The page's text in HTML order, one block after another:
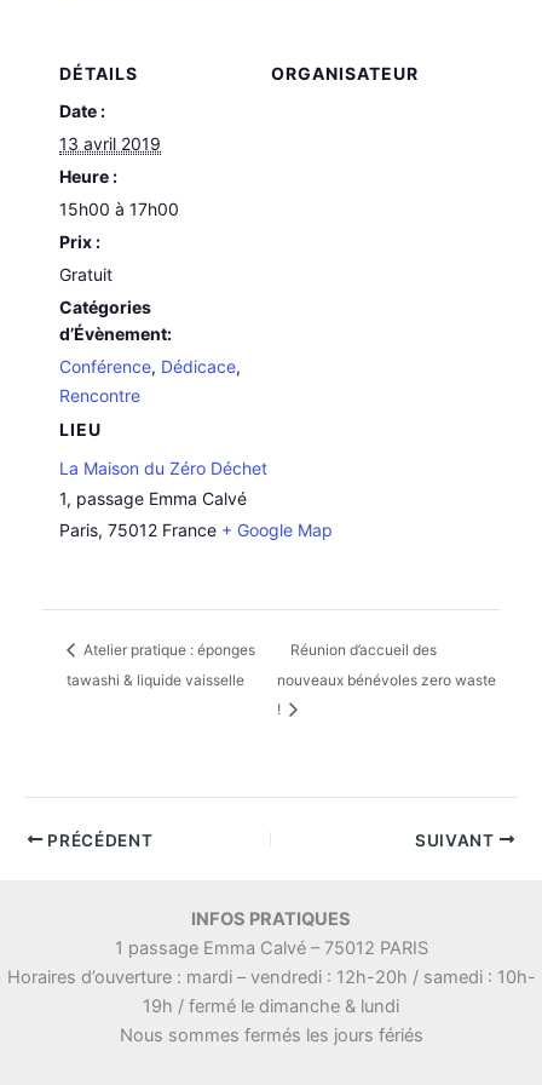
DÉTAILS
Date :
13 avril 2019
Heure :
15h00 à 17h00
Prix :
Gratuit
Catégories
d’Évènement:
Conférence, Dédicace,
Rencontre
LIEU
La Maison du Zéro Déchet
1, passage Emma Calvé
Paris, 75012 France + Google Map
ORGANISATEUR
Atelier pratique : éponges
tawashi & liquide vaisselle
Réunion d’accueil des
nouveaux bénévoles zero waste
!
PRÉCÉDENT SUIVANT
INFOS PRATIQUES
1 passage Emma Calvé – 75012 PARIS
Horaires d’ouverture : mardi – vendredi : 12h-20h / samedi : 10h-
19h / fermé le dimanche & lundi
Nous sommes fermés les jours fériés